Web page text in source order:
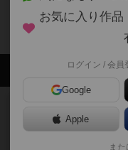
エリート
会
お気に入り作品
ログイン / 会員
Google
Apple
また